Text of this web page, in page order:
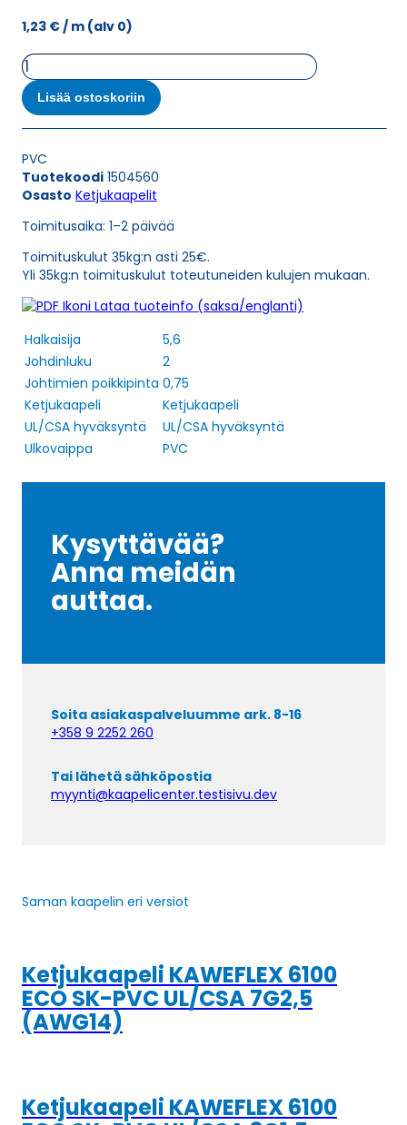
1,23 €/ m (alv 0)
Ketjukaapeli
KAWEFLEX
6100
ECO
SK-
PVC
UL/CSA
2X0,75
(AWG19)
määrä
Lisää ostoskoriin
PVC
Tuotekoodi 1504560
Osasto Ketjukaapelit
Toimitusaika: 1–2 päivää
Toimituskulut 35kg:n asti 25€.
Yli 35kg:n toimituskulut toteutuneiden kulujen mukaan.
Lataa tuoteinfo (saksa/englanti)
Halkaisija
5,6
Johdinluku
2
Johtimien poikkipinta 0,75
Ketjukaapeli
Ketjukaapeli
UL/CSA hyväksyntä
UL/CSA hyväksyntä
Ulkovaippa
PVC
Kysyttävää?
Anna meidän
auttaa.
Soita asiakaspalveluumme ark. 8-16
+358 9 2252 260
Tai lähetä sähköpostia
myynti@kaapelicenter.testisivu.dev
Saman kaapelin eri versiot
Ketjukaapeli KAWEFLEX 6100
ECO SK-PVC UL/CSA 7G2,5
(AWG14)
Ketjukaapeli KAWEFLEX 6100